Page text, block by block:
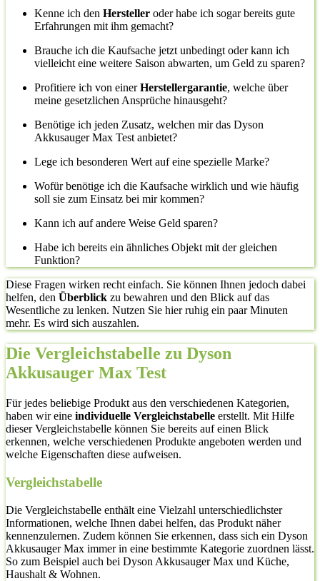
Kenne ich den Hersteller oder habe ich sogar bereits gute
Erfahrungen mit ihm gemacht?
Brauche ich die Kaufsache jetzt unbedingt oder kann ich
vielleicht eine weitere Saison abwarten, um Geld zu sparen?
Profitiere ich von einerHerstellergarantie, welche über
meine gesetzlichen Ansprüche hinausgeht?
Benötige ich jeden Zusatz, welchen mir das Dyson
Akkusauger Max Test anbietet?
Lege ich besonderen Wert auf eine spezielle Marke?
Wofür benötige ich die Kaufsache wirklich und wie häufig
soll sie zum Einsatz bei mir kommen?
Kann ich auf andere Weise Geld sparen?
Habe ich bereits ein ähnliches Objekt mit der gleichen
Funktion?
Diese Fragen wirken recht einfach. Sie können Ihnen jedoch dabei
helfen, den Überblick zu bewahren und den Blick auf das
Wesentliche zu lenken. Nutzen Sie hier ruhig ein paar Minuten
mehr. Es wird sich auszahlen.
Die Vergleichstabelle zu Dyson
Akkusauger Max Test
Für jedes beliebige Produkt aus den verschiedenen Kategorien,
haben wir eine individuelle Vergleichstabelle erstellt. Mit Hilfe
dieser Vergleichstabelle können Sie bereits auf einen Blick
erkennen, welche verschiedenen Produkte angeboten werden und
welche Eigenschaften diese aufweisen.
Vergleichstabelle
Die Vergleichstabelle enthält eine Vielzahl unterschiedlichster
Informationen, welche Ihnen dabei helfen, das Produkt näher
kennenzulernen. Zudem können Sie erkennen, dass sich ein Dyson
Akkusauger Max immer in eine bestimmte Kategorie zuordnen lässt.
So zum Beispiel auch bei Dyson Akkusauger Max und Küche,
Haushalt & Wohnen.